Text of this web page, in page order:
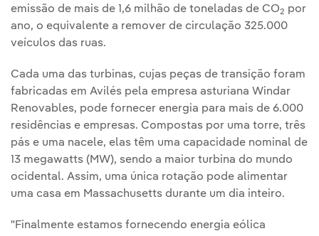
emissão de mais de 1,6 milhão de toneladas de CO2 por
ano, o equivalente a remover de circulação 325.000
veículos das ruas.
Cada uma das turbinas, cujas peças de transição foram
fabricadas em Avilés pela empresa asturiana Windar
Renovables, pode fornecer energia para mais de 6.000
residências e empresas. Compostas por uma torre, três
pás e uma nacele, elas têm uma capacidade nominal de
13 megawatts (MW), sendo a maior turbina do mundo
ocidental. Assim, uma única rotação pode alimentar
uma casa em Massachusetts durante um dia inteiro.
"Finalmente estamos fornecendo energia eólica